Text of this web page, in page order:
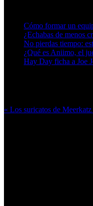
Cómo formar un
¿Echabas de menos
No pierdas tiempo:
¿Qué es Aniimo, el
Hay Day ficha a Joe
« Los suricatos de